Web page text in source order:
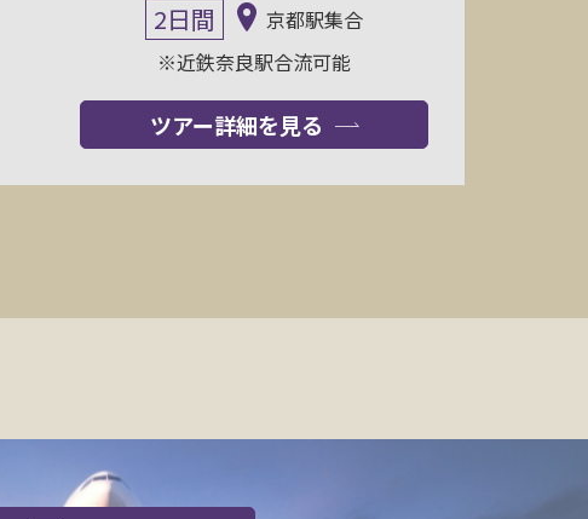
2日間
京都駅集合
※近鉄奈良駅合流可能
ツアー詳細を見る